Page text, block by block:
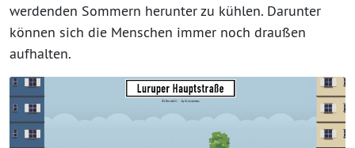
werdenden Sommern herunter zu kühlen. Darunter
können sich die Menschen immer noch draußen
aufhalten.